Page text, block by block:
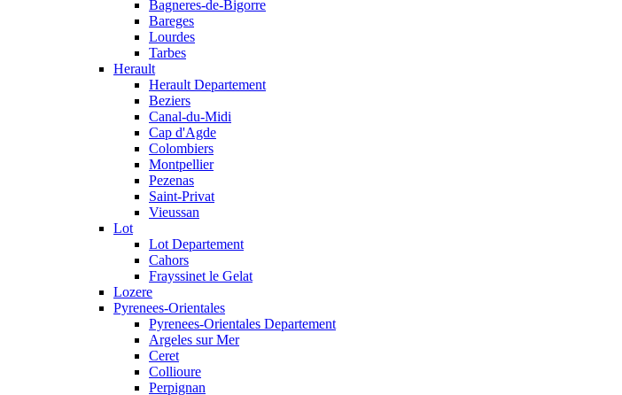
Bagneres-de-Bigorre
Bareges
Lourdes
Tarbes
Herault
Herault Departement
Beziers
Canal-du-Midi
Cap d'Agde
Colombiers
Montpellier
Pezenas
Saint-Privat
Vieussan
Lot
Lot Departement
Cahors
Frayssinet le Gelat
Lozere
Pyrenees-Orientales
Pyrenees-Orientales Departement
Argeles sur Mer
Ceret
Collioure
Perpignan